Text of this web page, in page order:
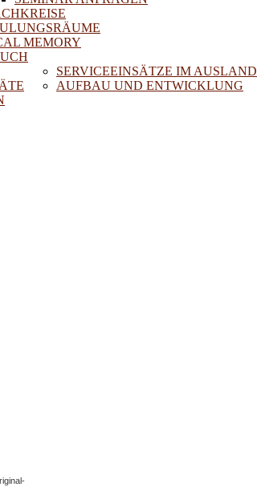
MEMORY
SERVICEEINSÄTZE IM AUSLAND
AUFBAU UND ENTWICKLUNG